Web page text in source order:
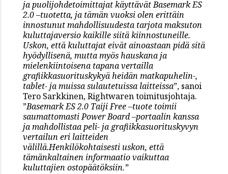
ja puolijohdetoimittajat käyttävät Basemark ES
2.0 –tuotetta, ja tämän vuoksi olen erittäin
innostunut mahdollisuudesta tarjota maksuton
kuluttajaversio kaikille siitä kiinnostuneille.
Uskon, että kuluttajat eivät ainoastaan pidä sitä
hyödyllisenä, mutta myös hauskana ja
mielenkiintoisena tapana vertailla
grafiikkasuorituskykyä heidän matkapuhelin-,
tablet- ja muissa sulautetuissa laitteissa”, sanoi
Tero Sarkkinen, Rightwaren toimitusjohtaja.
”Basemark ES 2.0 Taiji Free –tuote toimii
saumattomasti Power Board –portaalin kanssa
ja mahdollistaa peli- ja grafiikkasuorituskyvyn
vertailun eri laitteiden
välillä.Henkilökohtaisesti uskon, että
tämänkaltainen informaatio vaikuttaa
kuluttajien ostopäätöksiin.”